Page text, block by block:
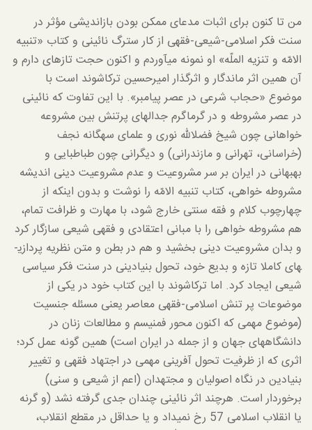
من تا کنون برای اثبات مدعای ممکن بودن بازاندیشی مؤثر در
سنت فکر اسلامی-شیعی-فقهی از کار سترگ نائینی و کتاب «تنبیه
الامّه و تنزیه الملّه» او نمونه می­آوردم و اکنون حجت تازه­ای دارم و
آن همین اثر ماندگار و اثرگذار امیرحسین ترکاشوند است با
موضوع «حجاب شرعی در عصر پیامبر». با این تفاوت که نائینی
در عصر مشروطه و در گرماگرم جدال­های پرتنش بین مشروعه
خواهانی چون شیخ فضل­الله نوری و علمای سه­گانه نجف
(خراسانی، تهرانی و مازندرانی) و دیگرانی چون طباطبایی و
بهبهانی در ایران بر سر مشروعیت و عدم مشروعیت دینی اندیشه
مشروطه خواهی، کتاب تنبیه الامّه را نوشت و بدون این­که از
چهارچوب کلام و فقه سنتی خارج شود، با مهارت و ظرافت تمام،
هم مشروطه خواهی را با مبانی اعتقادی و فقهی شیعی سازگار کرد
و بدان مشروعیت دینی بخشید و هم در بطن و متن نظریه پردازی­
های کاملا تازه و بدیع خود، تحول بنیادینی در سنت فکر سیاسی
شیعی ایجاد کرد. اما ترکاشوند با این کتاب خود در یکی از
موضوعات پر تنش اسلامی-فقهی معاصر یعنی مسئله جنسیت
(موضوع مهمی که اکنون محور فمنیسم و مطالعات زنان در
دانشگاههای جهان و از جمله در ایران است) همین گونه عمل کرد؛
اثری که از ظرفیت تحول آفرینی مهمی در اجتهاد فقهی و تغییر
بنیادین در نگاه اصولیان و مجتهدان (اعم از شیعی و سنی)
برخوردار است. هرچند اثر نائینی چندان جدی گرفته نشد (و گرنه
یا انقلاب اسلامی 57 رخ نمی­داد و یا حداقل در مقطع انقلاب،